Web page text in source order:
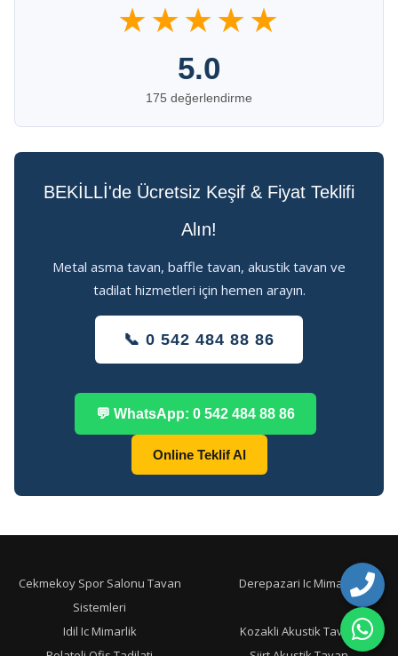
★★★★★
5.0
175 değerlendirme
BEKİLLİ'de Ücretsiz Keşif & Fiyat Teklifi
Alın!
Metal asma tavan, baffle tavan, akustik tavan ve
tadilat hizmetleri için hemen arayın.
📞 0 542 484 88 86
💬 WhatsApp: 0 542 484 88 86
Online Teklif Al
Cekmekoy Spor Salonu Tavan
Sistemleri
Derepazari Ic Mimarlik
Idil Ic Mimarlik
Kozakli Akustik Tavan